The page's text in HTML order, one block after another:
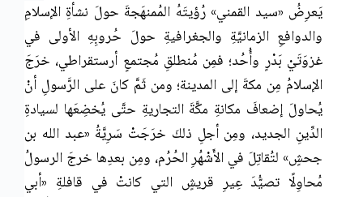
يَعرِضُ «سيد القمني» رُؤيتَهُ المُمنهَجةَ حولَ نشأةِ الإسلامِ
والدوافعِ الزمانيَّةِ والجغرافيةِ حولَ حُروبِهِ الأولى في
غزوَتَيْ بَدْرٍ وأُحُد؛ فمِن مُنطلقِ مُجتمعٍ أرستقراطي، خرَجَ
الإسلامُ مِن مكةَ إلى المدينة؛ ومن ثَمَّ كانَ على الرَّسولِ أنْ
يُحاولَ إضعافَ مكانةِ مكَّةَ التجاريةِ حتَّى يُخضِعَها لسيادةِ
الدِّينِ الجديد، ومِن أجلِ ذلكَ خرَجَتْ سَرِيَّةُ «عبد الله بن
جحشٍ» لتُقاتِلَ في الأَشْهُرِ الحُرُم، ومِن بعدِها خرجَ الرسولُ
مُحاوِلًا تصيُّدَ عِيرِ قريشٍ التي كانتْ في قافلةِ «أبي